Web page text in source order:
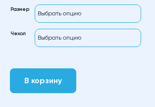
Размер
Чехол
В корзину